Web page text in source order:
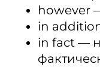
however
in
in fact —